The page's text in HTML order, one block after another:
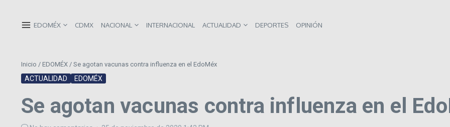
EDOMÉX CDMX NACIONAL INTERNACIONAL ACTUALIDAD DEPORTES OPINIÓN
Inicio / EDOMÉX / Se agotan vacunas contra influenza en el EdoMéx
ACTUALIDAD EDOMÉX
Se agotan vacunas contra influenza en el